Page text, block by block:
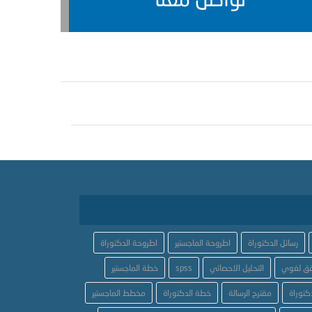
رسائل الدكتوراة اطروحة الماجستير اطروحة الدكتوراة
لغوي التحليل الاحصائي spss خطة الماجستير
مقترح الرسالة خطة الدكتوراة مخطط الماجستير